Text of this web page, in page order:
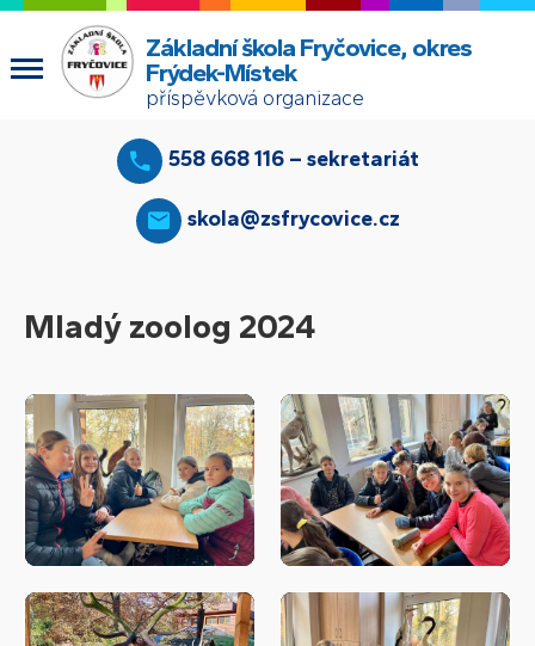
Základní škola Fryčovice, okres
Frýdek-Místek
příspěvková organizace
558 668 116 – sekretariát
skola@zsfrycovice.cz
Mladý zoolog 2024